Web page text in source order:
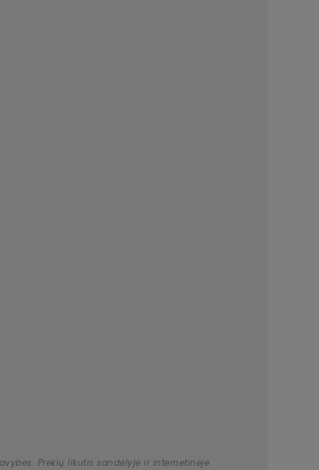
Prekių likutis sandėlyje ir internetinėje